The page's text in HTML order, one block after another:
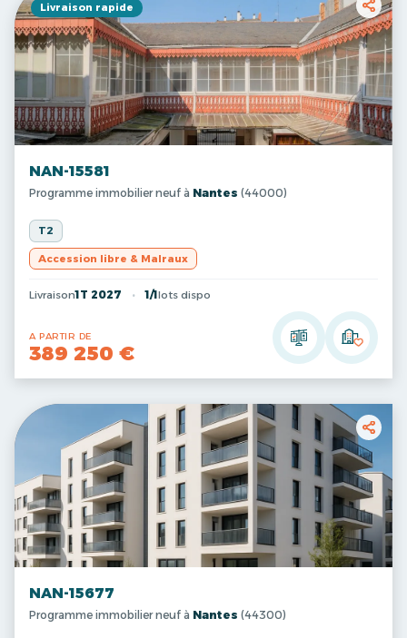
Livraison rapide
NAN-15581
Programme immobilier neuf à Nantes (44000)
T2
Accession libre & Malraux
Livraison1T 2027 1/1 lots dispo
A PARTIR DE
389 250 €
NAN-15677
Programme immobilier neuf à Nantes (44300)